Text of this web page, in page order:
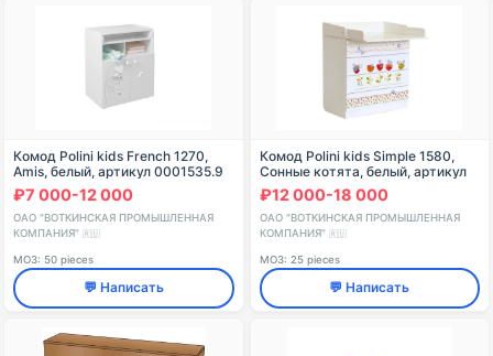
Комод Polini kids French 1270,
Amis, белый, артикул 0001535.9
₽7 000-12 000
ОАО "ВОТКИНСКАЯ ПРОМЫШЛЕННАЯ
КОМПАНИЯ"
🇷🇺
МОЗ: 50 pieces
💬 Написать
Комод Polini kids Simple 1580,
Сонные котята, белый, артикул
0001288.9.7
₽12 000-18 000
ОАО "ВОТКИНСКАЯ ПРОМЫШЛЕННАЯ
КОМПАНИЯ"
🇷🇺
МОЗ: 25 pieces
💬 Написать